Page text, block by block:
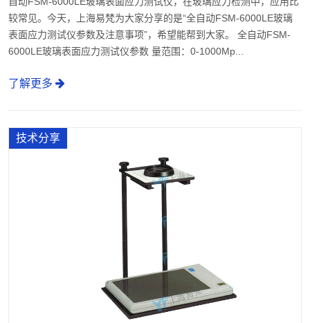
较常见。今天，上海易梵为大家分享的是“全自动FSM-6000LE玻璃
表面应力测试仪参数及注意事项”，希望能帮到大家。 全自动FSM-
6000LE玻璃表面应力测试仪参数 量范围：0-1000Mp...
了解更多
技术分享